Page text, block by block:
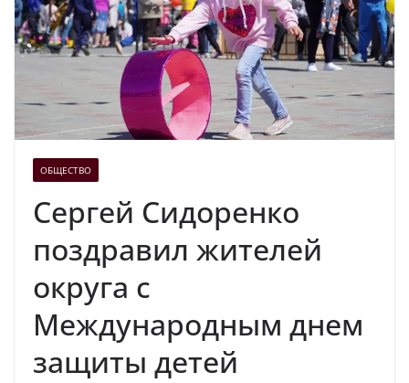
ОБЩЕСТВО
Сергей Сидоренко
поздравил жителей
округа с
Международным днем
защиты детей